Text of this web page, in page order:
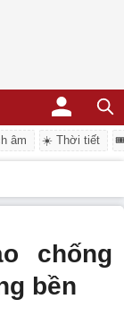
âm ☀️ Thời tiết
chống
bền